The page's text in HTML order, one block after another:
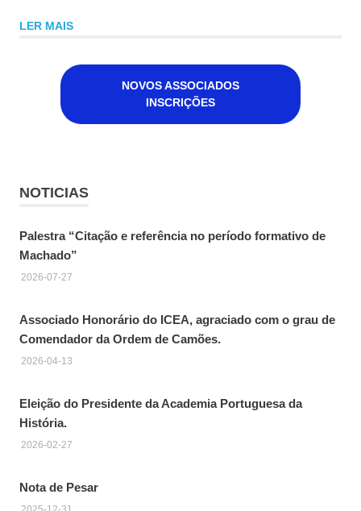
LER MAIS
NOVOS ASSOCIADOS
INSCRIÇÕES
NOTICIAS
Palestra “Citação e referência no período formativo de
Machado”
2026-07-27
Associado Honorário do ICEA, agraciado com o grau de
Comendador da Ordem de Camões.
2026-04-13
Eleição do Presidente da Academia Portuguesa da
História.
2026-02-27
Nota de Pesar